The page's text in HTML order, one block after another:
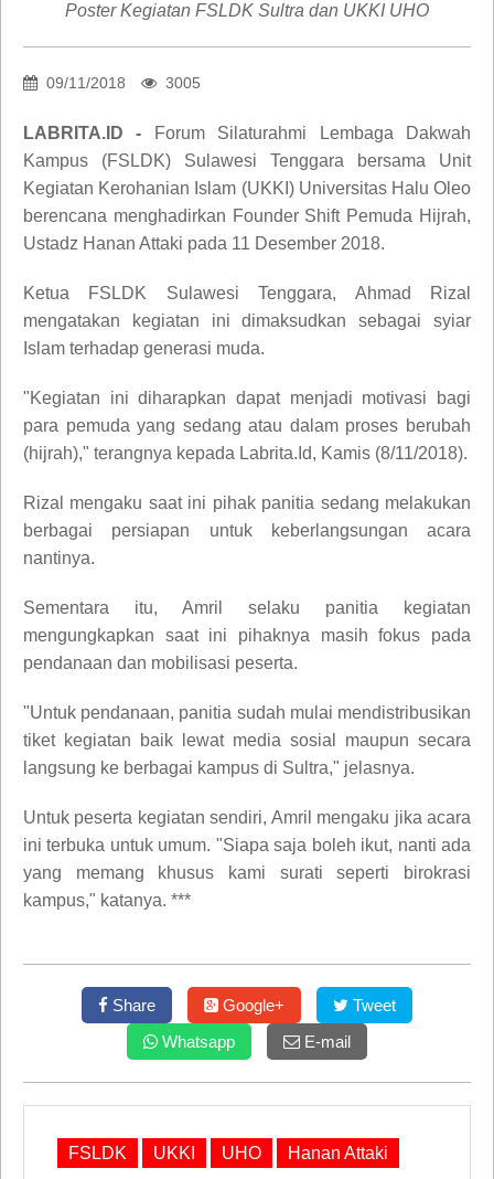
Poster Kegiatan FSLDK Sultra dan UKKI UHO
09/11/2018 3005
LABRITA.ID -
Forum Silaturahmi Lembaga Dakwah
Kampus (FSLDK) Sulawesi Tenggara bersama Unit
Kegiatan Kerohanian Islam (UKKI) Universitas Halu Oleo
berencana menghadirkan Founder Shift Pemuda Hijrah,
Ustadz Hanan Attaki pada 11 Desember 2018.
Ketua FSLDK Sulawesi Tenggara, Ahmad Rizal
mengatakan kegiatan ini dimaksudkan sebagai syiar
Islam terhadap generasi muda.
"Kegiatan ini diharapkan dapat menjadi motivasi bagi
para pemuda yang sedang atau dalam proses berubah
(hijrah)," terangnya kepada Labrita.Id, Kamis (8/11/2018).
Rizal mengaku saat ini pihak panitia sedang melakukan
berbagai persiapan untuk keberlangsungan acara
nantinya.
Sementara itu, Amril selaku panitia kegiatan
mengungkapkan saat ini pihaknya masih fokus pada
pendanaan dan mobilisasi peserta.
"Untuk pendanaan, panitia sudah mulai mendistribusikan
tiket kegiatan baik lewat media sosial maupun secara
langsung ke berbagai kampus di Sultra," jelasnya.
Untuk peserta kegiatan sendiri, Amril mengaku jika acara
ini terbuka untuk umum. "Siapa saja boleh ikut, nanti ada
yang memang khusus kami surati seperti birokrasi
kampus," katanya. ***
Share Google+
Tweet
Whatsapp
E-mail
FSLDK UKKI UHO Hanan Attaki